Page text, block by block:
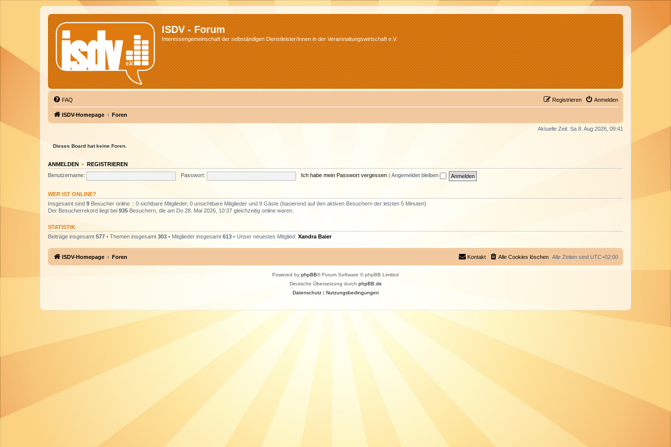
ISDV - Forum
Interessengemeinschaft der selbständigen Dienstleister/Innen in der Veranstaltungswirtschaft e.V.
FAQ Anmelden
Registrieren
ISDV-Homepage Foren
Aktuelle Zeit: Sa 8. Aug 2026, 09:41
Dieses Board hat keine Foren.
ANMELDEN • REGISTRIEREN
Benutzername:
Passwort: Ich habe mein Passwort vergessen Angemeldet bleiben
WER IST ONLINE?
Insgesamt sind 9 Besucher online :: 0 sichtbare Mitglieder, 0 unsichtbare Mitglieder und 9 Gäste (basierend auf den aktiven Besuchern der letzten 5 Minuten)
Der Besucherrekord liegt bei 935 Besuchern, die am Do 28. Mai 2026, 10:37 gleichzeitig online waren.
STATISTIK
Beiträge insgesamt 577 • Themen insgesamt 303 • Mitglieder insgesamt 613 • Unser neuestes Mitglied: Xandra Baier
ISDV-Homepage Foren Alle Zeiten sind UTC+02:00
Alle Cookies löschen
Kontakt
Powered by phpBB® Forum Software © phpBB Limited
Deutsche Übersetzung durch phpBB.de
Datenschutz| Nutzungsbedingungen